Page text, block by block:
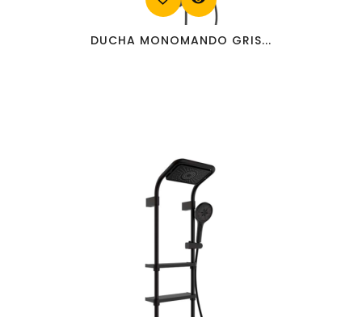
DUCHA MONOMANDO GRIS...